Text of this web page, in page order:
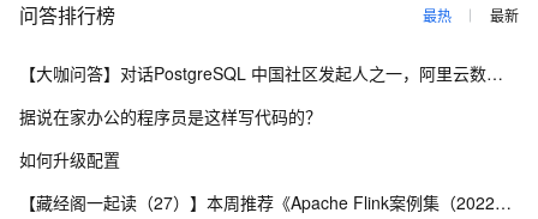
问答排行榜 最热 最新
【大咖问答】对话PostgreSQL 中国社区发起人之一，阿里云数据库高级专家 德哥
据说在家办公的程序员是这样写代码的？
如何升级配置
【藏经阁一起读（27）】本周推荐《Apache Flink案例集（2022版）》，你有哪些心得？